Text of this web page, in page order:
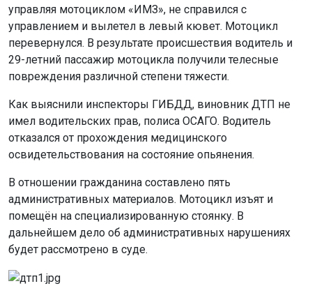
управляя мотоциклом «ИМЗ», не справился с
управлением и вылетел в левый кювет. Мотоцикл
перевернулся. В результате происшествия водитель и
29-летний пассажир мотоцикла получили телесные
повреждения различной степени тяжести.
Как выяснили инспекторы ГИБДД, виновник ДТП не
имел водительских прав, полиса ОСАГО. Водитель
отказался от прохождения медицинского
освидетельствования на состояние опьянения.
В отношении гражданина составлено пять
административных материалов. Мотоцикл изъят и
помещён на специализированную стоянку. В
дальнейшем дело об административных нарушениях
будет рассмотрено в суде.